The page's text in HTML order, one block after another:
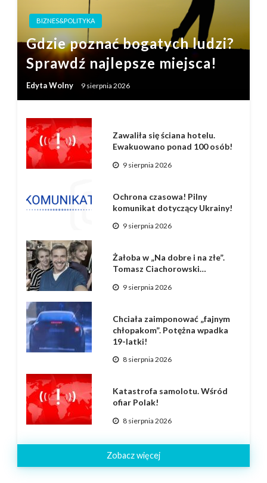
BIZNES&POLITYKA
Gdzie poznać bogatych ludzi?
Sprawdź najlepsze miejsca!
Edyta Wolny 9 sierpnia 2026
Zawaliła się ściana hotelu.
Ewakuowano ponad 100 osób!
9 sierpnia 2026
Ochrona czasowa! Pilny
komunikat dotyczący Ukrainy!
9 sierpnia 2026
Żałoba w „Na dobre i na złe”.
Tomasz Ciachorowski…
9 sierpnia 2026
Chciała zaimponować „fajnym
chłopakom”. Potężna wpadka
19-latki!
8 sierpnia 2026
Katastrofa samolotu. Wśród
ofiar Polak!
8 sierpnia 2026
Zobacz więcej